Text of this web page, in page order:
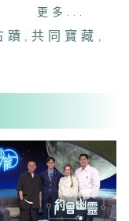
共同寶藏#自
更多...
蹟 ,共同寶藏 ,